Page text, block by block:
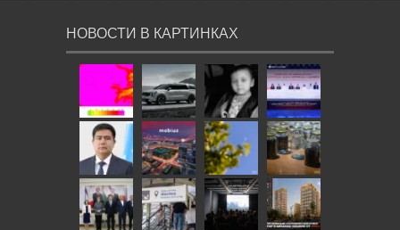
НОВОСТИ В КАРТИНКАХ